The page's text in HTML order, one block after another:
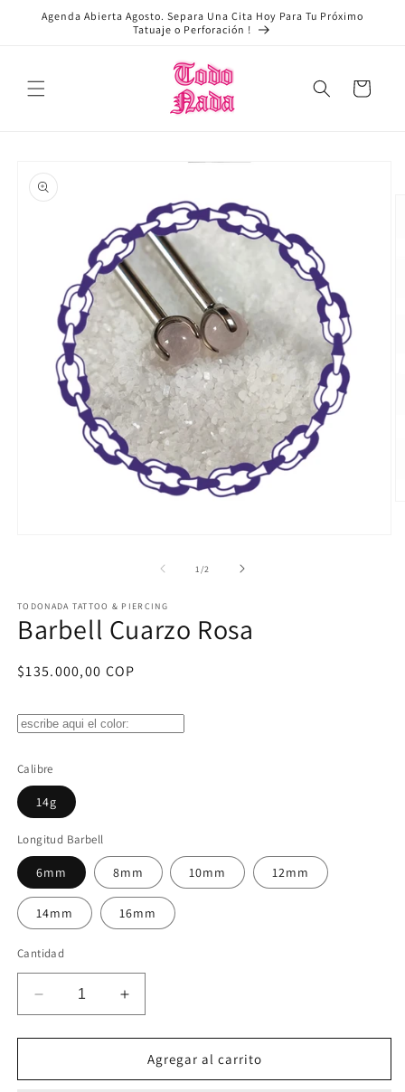
directamente
Agenda Abierta Agosto. Separa Una Cita Hoy Para Tu Próximo
Tatuaje o Perforación !
Carrito
a la
información
una
ventana
modal
1/de2
TODONADA TATTOO & PIERCING
Barbell Cuarzo Rosa
Precio
$135.000,00 COP
Calibre
14g
Longitud Barbell
6mm 8mm 10mm 12mm
14mm 16mm
Cantidad
Reducir
cantidad
para
Cuarzo
Aumentar
cantidad
para
Barbell
Cuarzo
Agregar al carrito